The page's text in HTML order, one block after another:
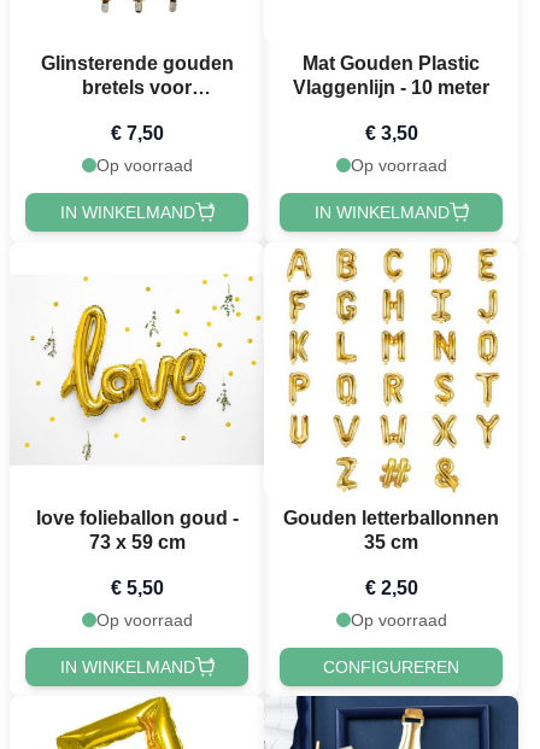
Glinsterende gouden
bretels voor
€ 7,50
Op voorraad
IN WINKELMAND
Mat Gouden Plastic
Vlaggenlijn - 10 meter
€ 3,50
Op voorraad
IN WINKELMAND
love folieballon goud -
73 x 59 cm
€ 5,50
Op voorraad
IN WINKELMAND
Gouden letterballonnen
35 cm
€ 2,50
Op voorraad
CONFIGUREREN